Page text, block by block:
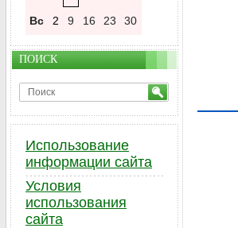
Вс 2 9 16 23 30
ПОИСК
Использование
информации сайта
Условия
использования
сайта